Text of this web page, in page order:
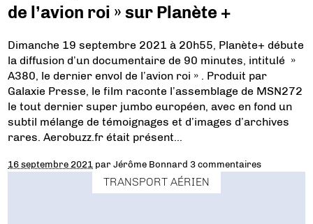
de l’avion roi » sur Planète +
Dimanche 19 septembre 2021 à 20h55, Planète+ débute
la diffusion d’un documentaire de 90 minutes, intitulé »
A380, le dernier envol de l’avion roi » . Produit par
Galaxie Presse, le film raconte l’assemblage de MSN272
le tout dernier super jumbo européen, avec en fond un
subtil mélange de témoignages et d’images d’archives
rares. Aerobuzz.fr était présent…
16 septembre 2021 parJérôme Bonnard 3 commentaires
TRANSPORT AÉRIEN